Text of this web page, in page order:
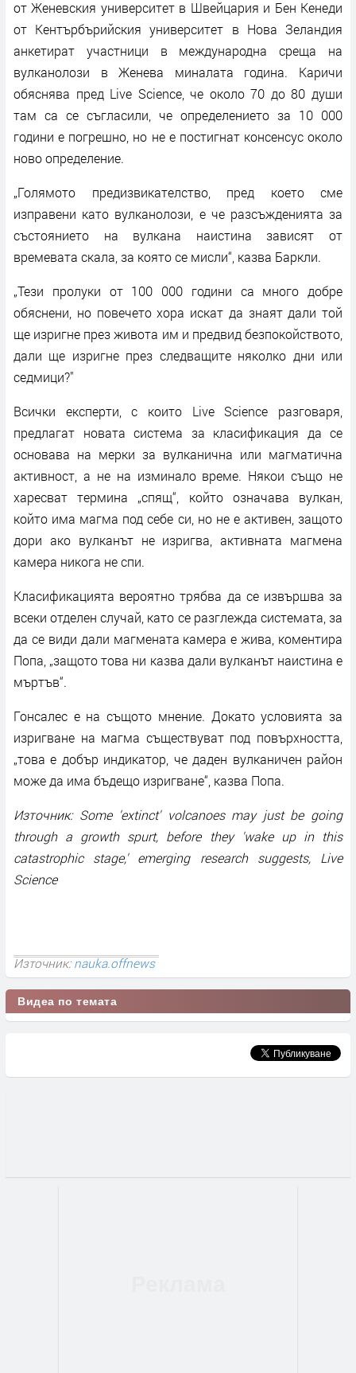
от Женевския университет в Швейцария и Бен Кенеди
от Кентърбърийския университет в Нова Зеландия
анкетират участници в международна среща на
вулканолози в Женева миналата година. Каричи
обяснява пред Live Science, че около 70 до 80 души
там са се съгласили, че определението за 10 000
години е погрешно, но не е постигнат консенсус около
ново определение.
„Голямото предизвикателство, пред което сме
изправени като вулканолози, е че разсъжденията за
състоянието на вулкана наистина зависят от
времевата скала, за която се мисли“, казва Баркли.
„Тези пролуки от 100 000 години са много добре
обяснени, но повечето хора искат да знаят дали той
ще изригне през живота им и предвид безпокойството,
дали ще изригне през следващите няколко дни или
седмици?"
Всички експерти, с които Live Science разговаря,
предлагат новата система за класификация да се
основава на мерки за вулканична или магматична
активност, а не на изминало време. Някои също не
харесват термина „спящ“, който означава вулкан,
който има магма под себе си, но не е активен, защото
дори ако вулканът не изригва, активната магмена
камера никога не спи.
Класификацията вероятно трябва да се извършва за
всеки отделен случай, като се разглежда системата, за
да се види дали магмената камера е жива, коментира
Попа, „защото това ни казва дали вулканът наистина е
мъртъв“.
Гонсалес е на същото мнение. Докато условията за
изригване на магма съществуват под повърхността,
„това е добър индикатор, че даден вулканичен район
може да има бъдещо изригване“, казва Попа.
Източник: Some 'extinct' volcanoes may just be going
through a growth spurt, before they 'wake up in this
catastrophic stage,' emerging research suggests, Live
Science
Източник:nauka.offnews
Видеа по темата